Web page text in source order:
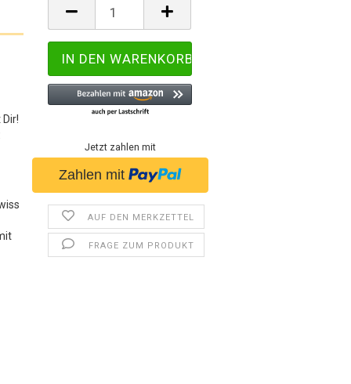
Jetzt zahlen mit
AUF DEN MERKZETTEL
FRAGE ZUM PRODUKT